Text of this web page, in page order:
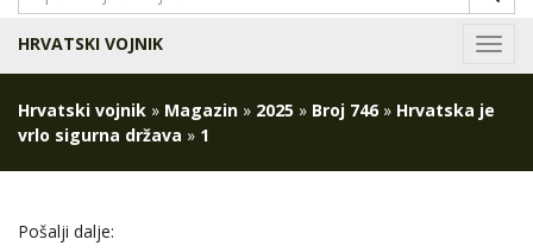
HRVATSKI VOJNIK
Hrvatski vojnik » Magazin » 2025 » Broj 746 » Hrvatska je
vrlo sigurna država » 1
Pošalji dalje: